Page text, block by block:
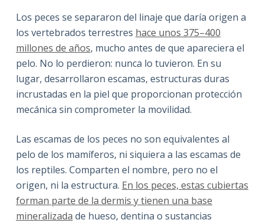
Los peces se separaron del linaje que daría origen a
los vertebrados terrestres hace unos 375–400
millones de años, mucho antes de que apareciera el
pelo. No lo perdieron: nunca lo tuvieron. En su
lugar, desarrollaron escamas, estructuras duras
incrustadas en la piel que proporcionan protección
mecánica sin comprometer la movilidad.
Las escamas de los peces no son equivalentes al
pelo de los mamíferos, ni siquiera a las escamas de
los reptiles. Comparten el nombre, pero no el
origen, ni la estructura. En los peces, estas cubiertas
forman parte de la dermis y tienen una base
mineralizada de hueso, dentina o sustancias